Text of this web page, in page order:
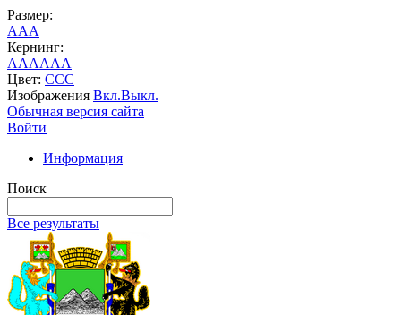
Размер:
AAA
Кернинг:
AAAAAA
Цвет: CCC
Изображения Вкл.Выкл.
Обычная версия сайта
Войти
Информация
Поиск
Все результаты